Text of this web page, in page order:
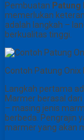
Pembuatan Patung
memerlukan
adalah langkah –
berkualitas tinggi.
Contoh Patung Onix
Langkah pertama
Marmer berasal
– masing jenis
berbeda. Pengrajin
marmer yang akan